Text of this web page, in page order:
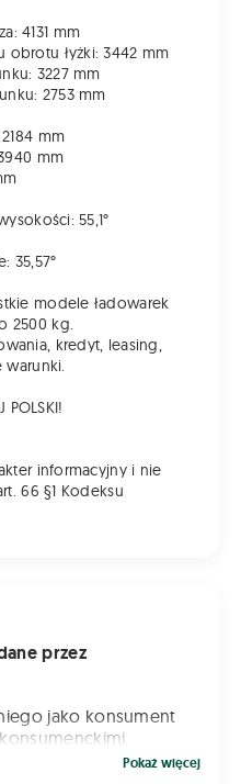
4131 mm
obrotu łyżki: 3442 mm
3227 mm
2753 mm
mm
mm
55,1°
35,57°
modele ładowarek
2500 kg.
kredyt, leasing,
warunki.
POLSKI!
informacyjny i nie
66 §1 Kodeksu
przez
jako konsument
Pokażwięcej